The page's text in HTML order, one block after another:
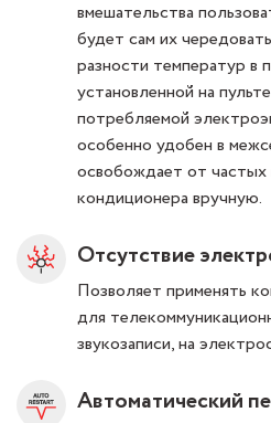
вмешательства
будет сам их
разности температур в
установленной на
потребляемой
особенно удобен в
освобождает от
кондиционера вручную.
Отсутствие
Позволяет применять
для
звукозаписи, на
Автоматический